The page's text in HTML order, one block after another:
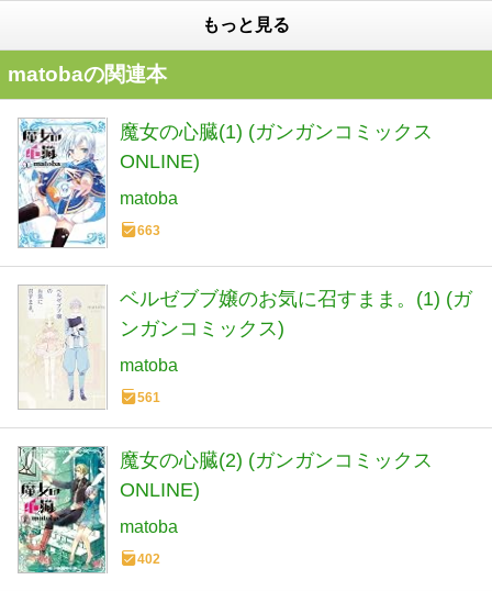
もっと見る
matobaの関連本
魔女の心臓(1) (ガンガンコミックス
ONLINE)
matoba
663
ベルゼブブ嬢のお気に召すまま。(1) (ガ
ンガンコミックス)
matoba
561
魔女の心臓(2) (ガンガンコミックス
ONLINE)
matoba
402